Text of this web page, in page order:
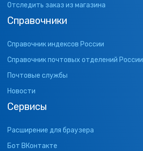
Отследить заказ из магазина
Справочники
Справочник индексов России
Справочник почтовых отделений России
Почтовые службы
Новости
Сервисы
Расширение для браузера
Бот ВКонтакте